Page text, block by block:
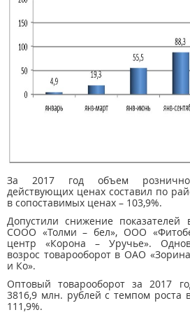
За 2017 год объем
действующих ценах составил по
в сопоставимых ценах – 103,9%.
Допустили снижение показателей
СООО «Толми – бел», ООО
центр «Корона – Уручье».
возрос товарооборот в ОАО
и Ко».
Оптовый товарооборот за 2017
3816,9 млн. рублей с темпом роста
111,9%.